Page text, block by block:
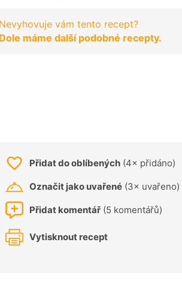
Nevyhovuje vám tento recept?
Dole máme další podobné recepty.
Přidat do oblíbených (4× přidáno)
Označit jako uvařené (3× uvařeno)
Přidat komentář (5 komentářů)
Vytisknout recept